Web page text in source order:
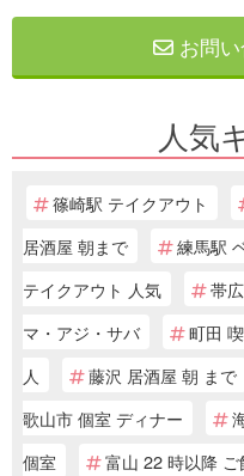
お問
人気
篠崎駅 テイクアウト
居酒屋 朝まで
練馬駅
テイクアウト 人気
帯
マ・アジ・サバ
町田
人
藤沢 居酒屋 朝 まで
歌山市 個室 ディナー
個室
富山 22 時以降 ご